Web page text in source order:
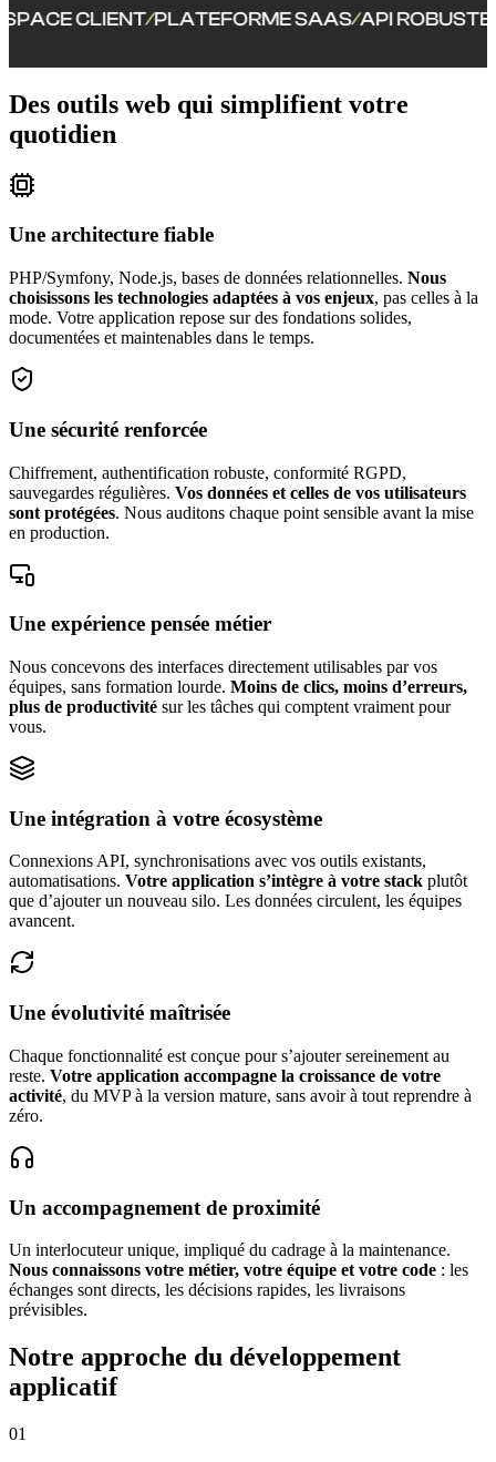
CLIENT/PLATEFORME SAAS/API ROBUSTE/
Des outils web qui simplifient votre
quotidien
Une architecture fiable
PHP/Symfony, Node.js, bases de données relationnelles. Nous
choisissons les technologies adaptées à vos enjeux, pas celles à la
mode. Votre application repose sur des fondations solides,
documentées et maintenables dans le temps.
Une sécurité renforcée
Chiffrement, authentification robuste, conformité RGPD,
sauvegardes régulières. Vos données et celles de vos utilisateurs
sont protégées. Nous auditons chaque point sensible avant la mise
en production.
Une expérience pensée métier
Nous concevons des interfaces directement utilisables par vos
équipes, sans formation lourde. Moins de clics, moins d’erreurs,
plus de productivité sur les tâches qui comptent vraiment pour
vous.
Une intégration à votre écosystème
Connexions API, synchronisations avec vos outils existants,
automatisations. Votre application s’intègre à votre stack plutôt
que d’ajouter un nouveau silo. Les données circulent, les équipes
avancent.
Une évolutivité maîtrisée
Chaque fonctionnalité est conçue pour s’ajouter sereinement au
reste. Votre application accompagne la croissance de votre
activité, du MVP à la version mature, sans avoir à tout reprendre à
zéro.
Un accompagnement de proximité
Un interlocuteur unique, impliqué du cadrage à la maintenance.
Nous connaissons votre métier, votre équipe et votre code : les
échanges sont directs, les décisions rapides, les livraisons
prévisibles.
Notre approche du développement
applicatif
01